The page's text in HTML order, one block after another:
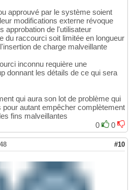
approuvé par le système soient
modifications externe révoque
approbation de l'utilisateur
du raccourci soit limitée en longueur
de charge malveillante
inconnu requière une
donnant les détails de ce qui sera
qui aura son lot de problème qui
autant empêcher complètement
fins malveillantes
0
0
#10